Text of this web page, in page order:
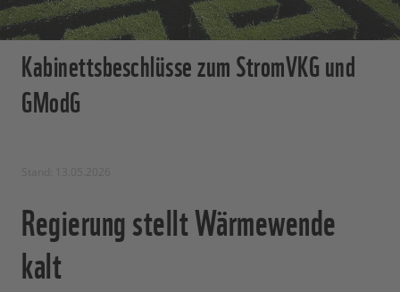
Kabinettsbeschlüsse zum StromVKG und
GModG
Regierung stellt Wärmewende
kalt